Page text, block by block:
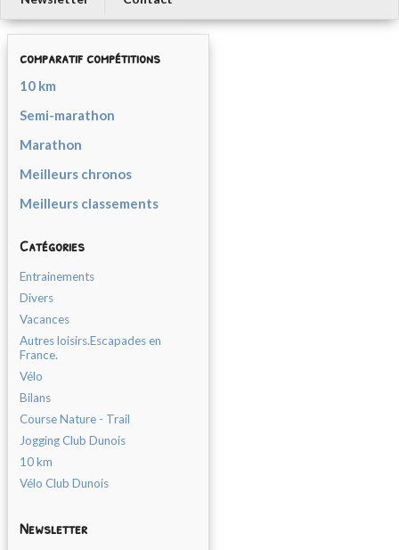
comparatif compétitions
10 km
Semi-marathon
Marathon
Meilleurs chronos
Meilleurs classements
Catégories
Entrainements
Divers
Vacances
Autres loisirs.Escapades en
France.
Vélo
Bilans
Course Nature - Trail
Jogging Club Dunois
10 km
Vélo Club Dunois
Newsletter